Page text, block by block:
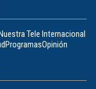
Tele Internacional
ProgramasOpinión